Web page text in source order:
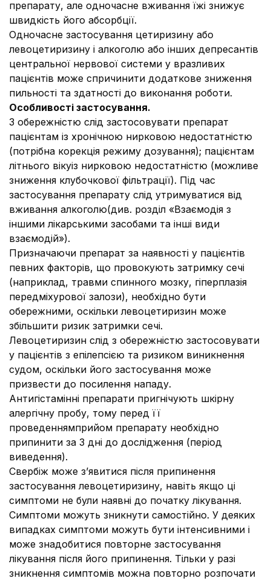
препарату, але одночасне вживання їжі знижує
швидкість його абсорбції.
Одночасне застосування цетиризину або
левоцетиризину і алкоголю або інших депресантів
центральної нервової системи у вразливих
пацієнтів може спричинити додаткове зниження
пильності та здатності до виконання роботи.
Особливості застосування.
З обережністю слід застосовувати препарат
пацієнтам із хронічною нирковою недостатністю
(потрібна корекція режиму дозування); пацієнтам
літнього вікуіз нирковою недостатністю (можливе
зниження клубочкової фільтрації). Під час
застосування препарату слід утримуватися від
вживання алкоголю(див. розділ «Взаємодія з
іншими лікарськими засобами та інші види
взаємодій»).
Призначаючи препарат за наявності у пацієнтів
певних факторів, що провокують затримку сечі
(наприклад, травми спинного мозку, гіперплазія
передміхурової залози), необхідно бути
обережними, оскільки левоцетиризин може
збільшити ризик затримки сечі.
Левоцетиризин слід з обережністю застосовувати
у пацієнтів з епілепсією та ризиком виникнення
судом, оскільки його застосування може
призвести до посилення нападу.
Антигістамінні препарати пригнічують шкірну
алергічну пробу, тому перед її
проведеннямприйом препарату необхідно
припинити за 3 дні до дослідження (період
виведення).
Свербіж може з’явитися після припинення
застосування левоцетиризину, навіть якщо ці
симптоми не були наявні до початку лікування.
Симптоми можуть зникнути самостійно. У деяких
випадках симптоми можуть бути інтенсивними і
може знадобитися повторне застосування
лікування після його припинення. Тільки у разі
зникнення симптомів можна повторно розпочати